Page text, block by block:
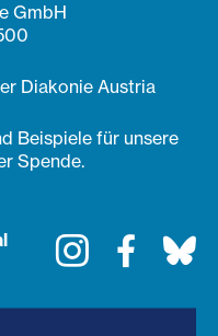
GmbH
Diakonie Austria
Beispiele für unsere
Spende.
Instagram